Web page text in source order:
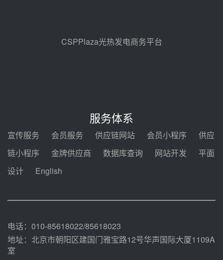
包项目熔盐介质超声波流量计采购
08-05 17:09
电机组灵活性改造项目三元液态盐
采购合同
迪尔化工预中标华能西安热工院
2026-2029年熔盐介质框架协议
100MW光热项目机组调试及性能
CSPPlaza光热发电商务平台
服务体系
宣传服务 会员服务 供应链网站 会员小程序
供应
链小程序
金牌供应商 数据库查询 网站开发
平面
设计
English
电话：010-85618022/85618023
地址：北京市朝阳区建国门雅宝路12号华声国际大厦1109A
室